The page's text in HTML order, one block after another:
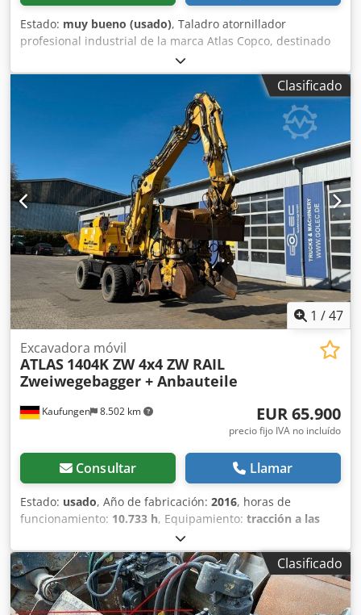
Estado: muy bueno (usado), Taladro atornillador
profesional industrial de la marca Atlas Copco, destinado
para uso continuo en líneas de montaje y aplicaciones de
producción. Equipo de categoría industrial; no es un
producto de consumo masivo. Datos e información: •
Modelo: ETP STB34-06-106 • Alimentación: 18V CC • País de
fabricación: Suecia • Año de fabricación: 2021 • Diseño
ergonómico y bien equilibrado • Adaptado para montaje
de precisión y trabajos en serie El conjunto incluye: •
Atornillador a batería Atlas Copco • 2x batería de 18V Atlas
Copco Crjdpsyc Rvajfx Afkof • Cargador Atlas Copco • Todo
tal como se muestra en las fotos Estado: Usado, en
funcionamiento, con signos normales de uso. Sin grietas ni
holguras. El equipo proviene de un desmontaje industrial.
Aplicaciones: • Producción • Montaje industrial • Líneas de
tecnología • Talleres profesionales Alternativa ideal frente
a equipos nuevos: Coste mucho menor manteniendo la
calidad Atlas Copco.
Clasificado
1 /47
Kaufungen 8.502 km
Excavadora móvil
ATLAS 1404K ZW 4x4 ZW RAIL
Zweiwegebagger + Anbauteile
EUR 65.900
precio fijo IVA no incluído
Consultar Llamar
Estado: usado, Año de fabricación: 2016, horas de
funcionamiento: 10.733 h, Equipamiento: tracción a las
, Número de vehículo interno: G400121
Disponible inmediatamente en nuestras instalaciones de
Kaufungen. Más información en: * Golec Nutzfahrzeuge
GmbH (alemán, inglés, búlgaro, ruso) * Viktoria Sologubova
(polaco, ruso, ucraniano, inglés) ATLAS ZW 1404 Año de
Clasificado